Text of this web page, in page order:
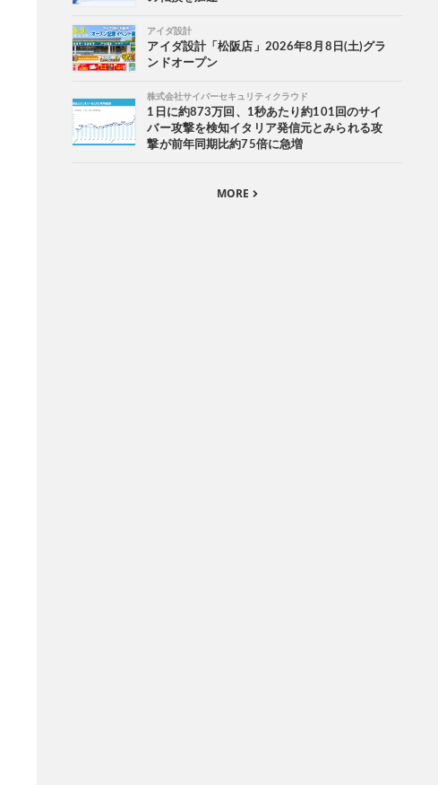
アイダ設計
アイダ設計「松阪店」2026年8月8日(土)グラ
ンドオープン
株式会社サイバーセキュリティクラウド
1日に約873万回、1秒あたり約101回のサイ
バー攻撃を検知イタリア発信元とみられる攻
撃が前年同期比約75倍に急増
MORE